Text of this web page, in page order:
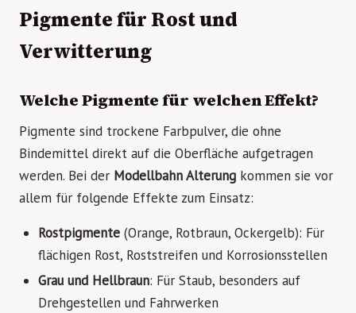
Pigmente für Rost und
Verwitterung
Welche Pigmente für welchen Effekt?
Pigmente sind trockene Farbpulver, die ohne
Bindemittel direkt auf die Oberfläche aufgetragen
werden. Bei der Modellbahn Alterung kommen sie vor
allem für folgende Effekte zum Einsatz:
Rostpigmente (Orange, Rotbraun, Ockergelb): Für
flächigen Rost, Roststreifen und Korrosionsstellen
Grau und Hellbraun: Für Staub, besonders auf
Drehgestellen und Fahrwerken